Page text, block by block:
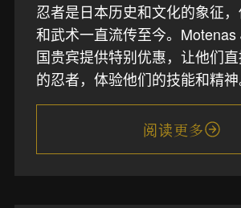
忍者是日本历史和文化的象征
和武术一直流传至今。Motenas
国贵宾提供特别优惠，让他们
的忍者，体验他们的技能和精神
阅读更多